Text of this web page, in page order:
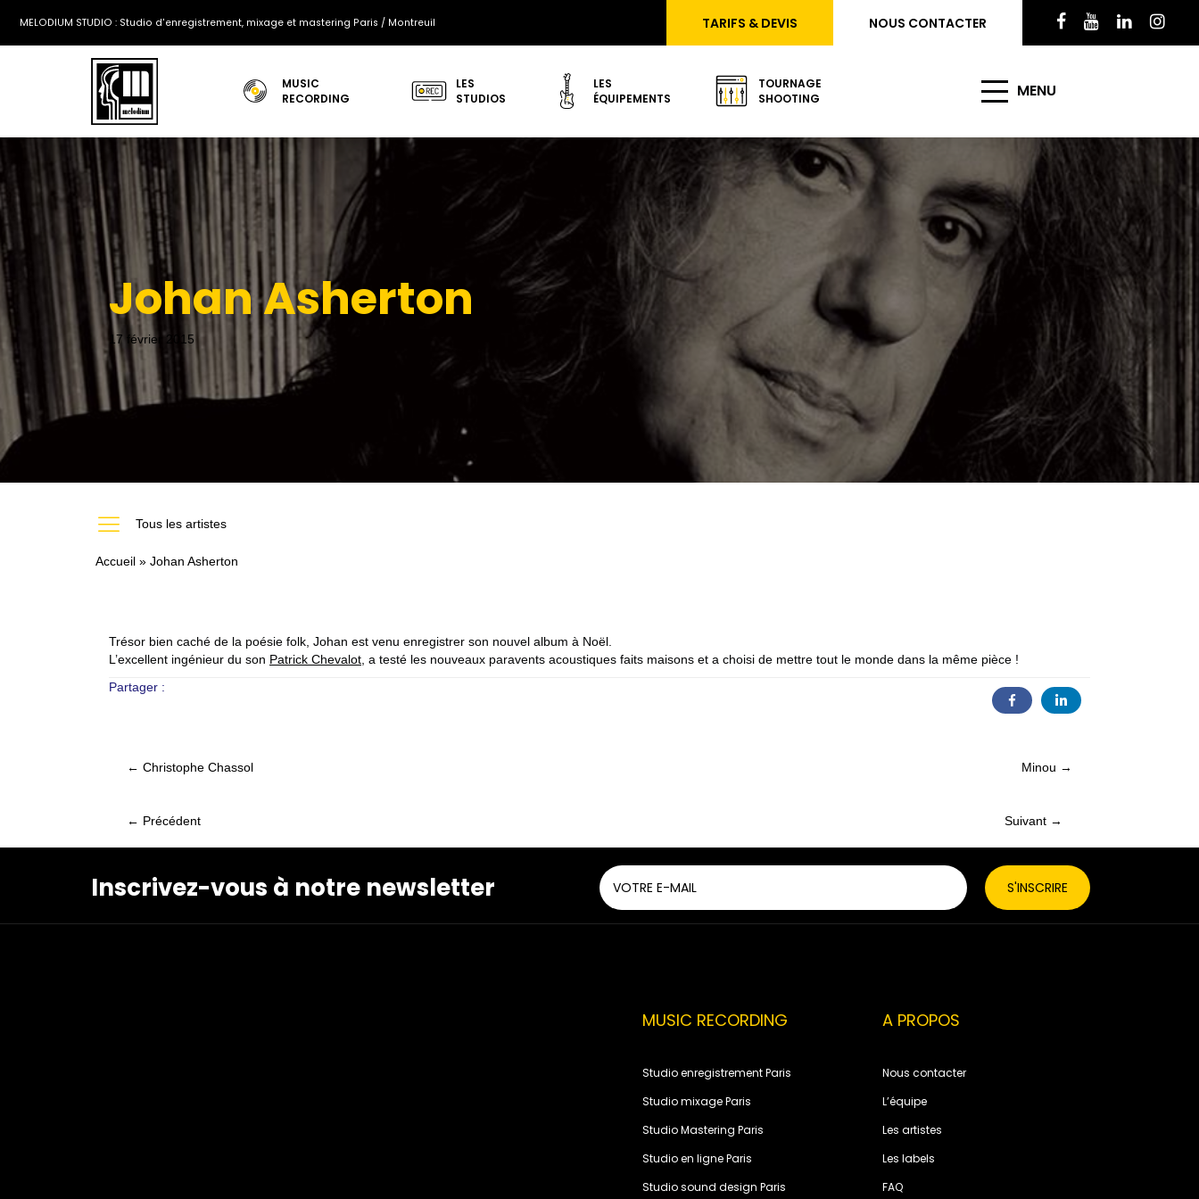
MELODIUM STUDIO : Studio d'enregistrement, mixage et mastering Paris / Montreuil TARIFS & DEVIS NOUS CONTACTER
MUSIC
RECORDING
LES
STUDIOS
LES
ÉQUIPEMENTS
TOURNAGE
SHOOTING
MENU
Johan Asherton
17 février 2015
https://melodiumstudio.com/les-artistes-du-studio-melodium-paris/
Tous les artistes
Accueil » Johan Asherton
Trésor bien caché de la poésie folk, Johan est venu enregistrer son nouvel album à Noël.
L’excellent ingénieur du son Patrick Chevalot , a testé les nouveaux paravents acoustiques faits maisons et a choisi de mettre tout le monde dans la même pièce !
Partager :
Posts
navigation
← Christophe Chassol Minou →
Posts
← Précédent
navigation
Suivant →
Inscrivez-vous à notre newsletter
MUSIC RECORDING
Studio enregistrement Paris
Studio mixage Paris
Studio Mastering Paris
Studio en ligne Paris
Studio sound design Paris
A PROPOS
Nous contacter
L’équipe
Les artistes
Les labels
FAQ